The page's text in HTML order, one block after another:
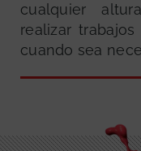
cualquier
realizar
cuando sea